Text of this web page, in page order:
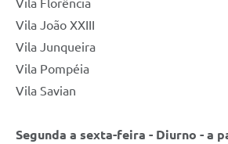
Vila Florência
Vila João XXIII
Vila Junqueira
Vila Pompéia
Vila Savian
Segunda a sexta-feira - Diurno - a